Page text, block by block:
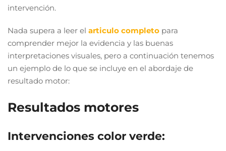
intervención.
Nada supera a leer el articulo completo para
comprender mejor la evidencia y las buenas
interpretaciones visuales, pero a continuación tenemos
un ejemplo de lo que se incluye en el abordaje de
resultado motor:
Resultados motores
Intervenciones color verde: